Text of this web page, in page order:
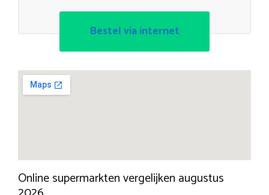
Bestel via internet
Online supermarkten vergelijken augustus